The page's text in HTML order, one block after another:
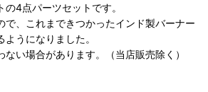
4点パーツセットです。
で、これまできつかったインド製バーナー
うになりました。
い場合があります。（当店販売除く）